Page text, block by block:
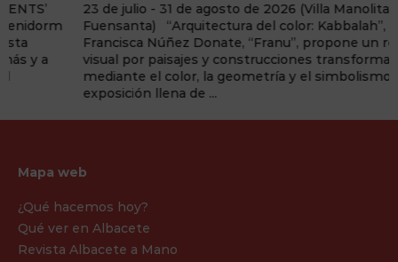
23 de julio - 31 de agosto de 2026 (Villa Manolita,
Fuensanta) “Arquitectura del color: Kabbalah”, de
Francisca Núñez Donate, “Franu”, propone un recorrido
visual por paisajes y construcciones transformados
mediante el color, la geometría y el simbolismo. Una
exposición llena de ...
Mapa web
¿Qué hacemos hoy?
Qué ver en Albacete
Revista Albacete a Mano